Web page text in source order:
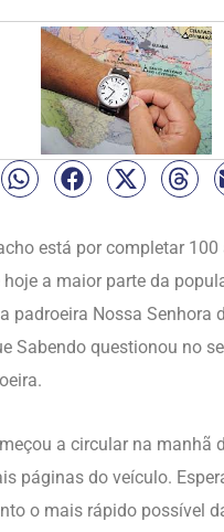
está por completar
hoje a maior parte da
padroeira Nossa Senhora
Sabendo questionou no
a circular na manhã
páginas do veículo.
o mais rápido possível